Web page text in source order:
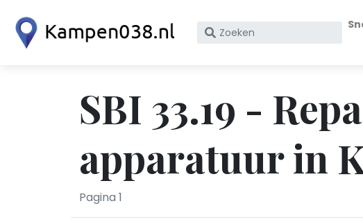
Zoek
KvK
nummer
SBI 33.19 -
apparatuur in
Pagina 1